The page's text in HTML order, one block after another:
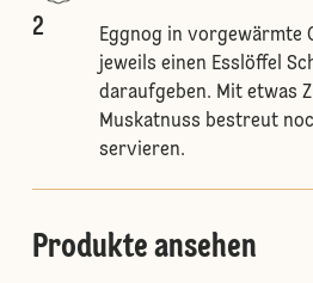
2
Eggnog in vorgewärmte
jeweils einen Esslöffel
daraufgeben. Mit etwas
Muskatnuss bestreut
servieren.
Produkte ansehen